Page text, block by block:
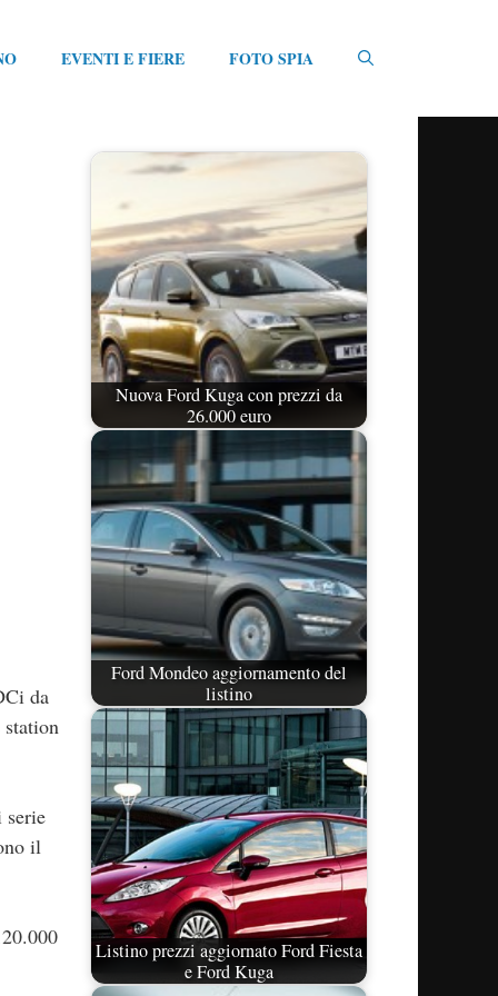
EVENTI E FIERE FOTO SPIA
da
serie
il
Nuova Ford Kuga con prezzi da
26.000 euro
Ford Mondeo aggiornamento del
listino
Listino prezzi aggiornato Ford Fiesta
e Ford Kuga